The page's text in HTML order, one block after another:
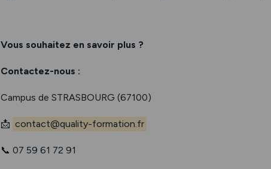
Vous souhaitez en savoir plus ?
Contactez-nous :
Campus de STRASBOURG (67100)
📩 contact@quality-formation.fr
📞 07 59 61 72 91